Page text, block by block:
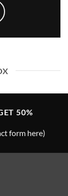
50%
form here)